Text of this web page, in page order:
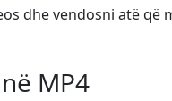
dhe vendosni atë
MP4